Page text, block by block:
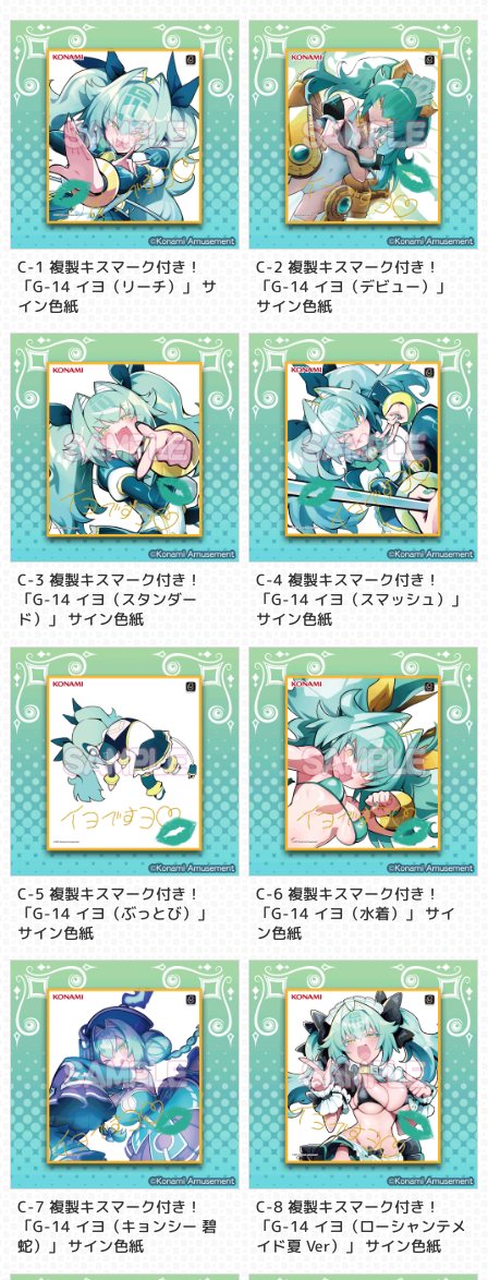
C-1 複製キスマーク付き！
「G-14 イヨ（リーチ）」 サ
イン色紙
C-2 複製キスマーク付き！
「G-14 イヨ（デビュー）」
サイン色紙
C-3 複製キスマーク付き！
「G-14 イヨ（スタンダー
ド）」 サイン色紙
C-4 複製キスマーク付き！
「G-14 イヨ（スマッシュ）」
サイン色紙
C-5 複製キスマーク付き！
「G-14 イヨ（ぶっとび）」
サイン色紙
C-6 複製キスマーク付き！
「G-14 イヨ（水着）」 サイ
ン色紙
C-7 複製キスマーク付き！
「G-14 イヨ（キョンシー 碧
蛇）」 サイン色紙
C-8 複製キスマーク付き！
「G-14 イヨ（ローシャンテメ
イド夏 Ver）」 サイン色紙